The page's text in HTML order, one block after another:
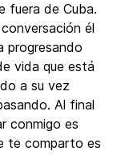
fuera de Cuba.
él
progresando
vida que está
a su vez
Al final
conmigo es
te comparto es